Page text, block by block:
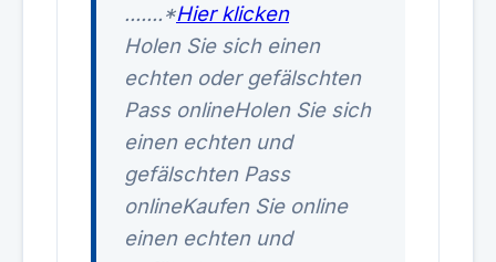
.......*Hier klicken
Holen Sie sich einen
echten oder gefälschten
Pass onlineHolen Sie sich
einen echten und
gefälschten Pass
onlineKaufen Sie online
einen echten und